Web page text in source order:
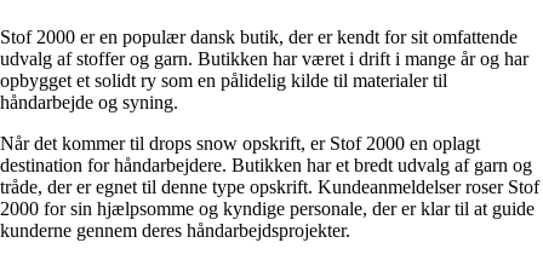
Stof 2000 er en populær dansk butik, der er kendt for sit omfattende
udvalg af stoffer og garn. Butikken har været i drift i mange år og har
opbygget et solidt ry som en pålidelig kilde til materialer til
håndarbejde og syning.
Når det kommer til drops snow opskrift, er Stof 2000 en oplagt
destination for håndarbejdere. Butikken har et bredt udvalg af garn og
tråde, der er egnet til denne type opskrift. Kundeanmeldelser roser Stof
2000 for sin hjælpsomme og kyndige personale, der er klar til at guide
kunderne gennem deres håndarbejdsprojekter.